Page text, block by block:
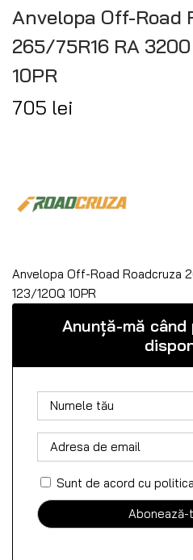
Anvelopa Off-Road
265/75R16 RA
10PR
705 lei
Anvelopa Off-Road Roadcruza
123/120Q 10PR
Anunță-mă
Sunt de acord cu